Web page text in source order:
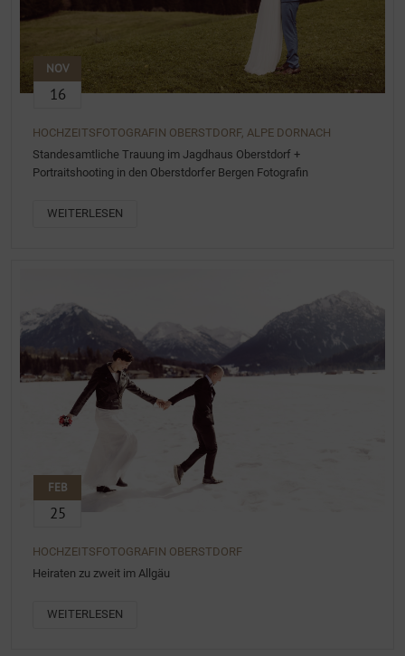
NOV
16
HOCHZEITSFOTOGRAFIN OBERSTDORF, ALPE DORNACH
Standesamtliche Trauung im Jagdhaus Oberstdorf +
Portraitshooting in den Oberstdorfer Bergen Fotografin
WEITERLESEN
FEB
25
HOCHZEITSFOTOGRAFIN OBERSTDORF
Heiraten zu zweit im Allgäu
WEITERLESEN